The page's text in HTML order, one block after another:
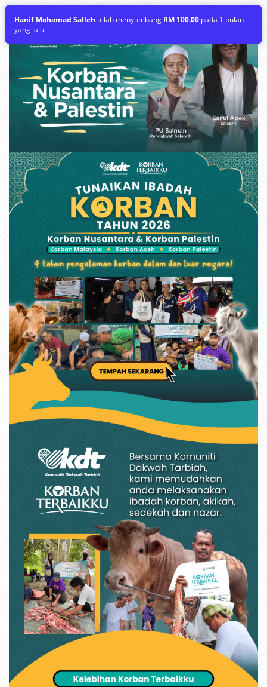
Hanif Mohamad Salleh telah menyumbang RM 100.00 pada 1 bulan
yang lalu.